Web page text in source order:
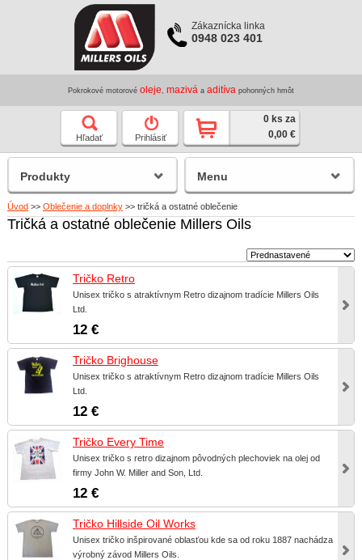
Zákaznícka linka
0948 023 401
Pokrokové motorové oleje mazivá a aditíva pohonných hmôt
Hľadať Prihlásiť
0 ks za
0,00 €
Úvod >> Oblečenie a doplnky >> tričká a ostatné oblečenie
Tričká a ostatné oblečenie Millers Oils
Tričko Retro
Unisex tričko s atraktívnym Retro dizajnom tradície Millers Oils
Ltd.
12 €
Tričko Brighouse
Unisex tričko s atraktívnym Retro dizajnom tradície Millers Oils
Ltd.
12 €
Tričko Every Time
Unisex tričko s retro dizajnom pôvodných plechoviek na olej od
firmy John W. Miller and Son, Ltd.
12 €
Tričko Hillside Oil Works
Unisex tričko inšpirované oblasťou kde sa od roku 1887 nachádza
výrobný závod Millers Oils.
Produkty Menu